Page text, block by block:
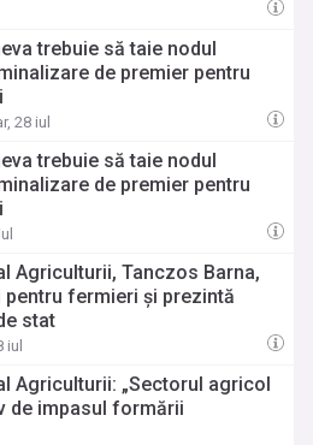
trebuie să taie nodul
de premier pentru
28 iul
trebuie să taie nodul
de premier pentru
Agriculturii, Tanczos Barna,
fermieri și prezintă
stat
iul
Agriculturii: „Sectorul agricol
de impasul formării